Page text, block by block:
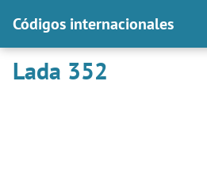
Códigos internacionales
Lada 352